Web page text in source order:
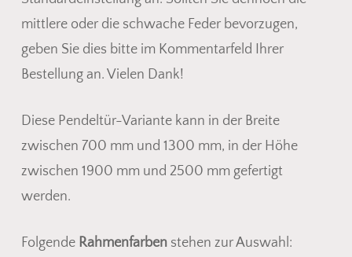
mittlere oder die schwache Feder bevorzugen,
geben Sie dies bitte im Kommentarfeld Ihrer
Bestellung an. Vielen Dank!
Diese Pendeltür-Variante kann in der Breite
zwischen 700 mm und 1300 mm, in der Höhe
zwischen 1900 mm und 2500 mm gefertigt
werden.
Folgende Rahmenfarbenstehen zur Auswahl: